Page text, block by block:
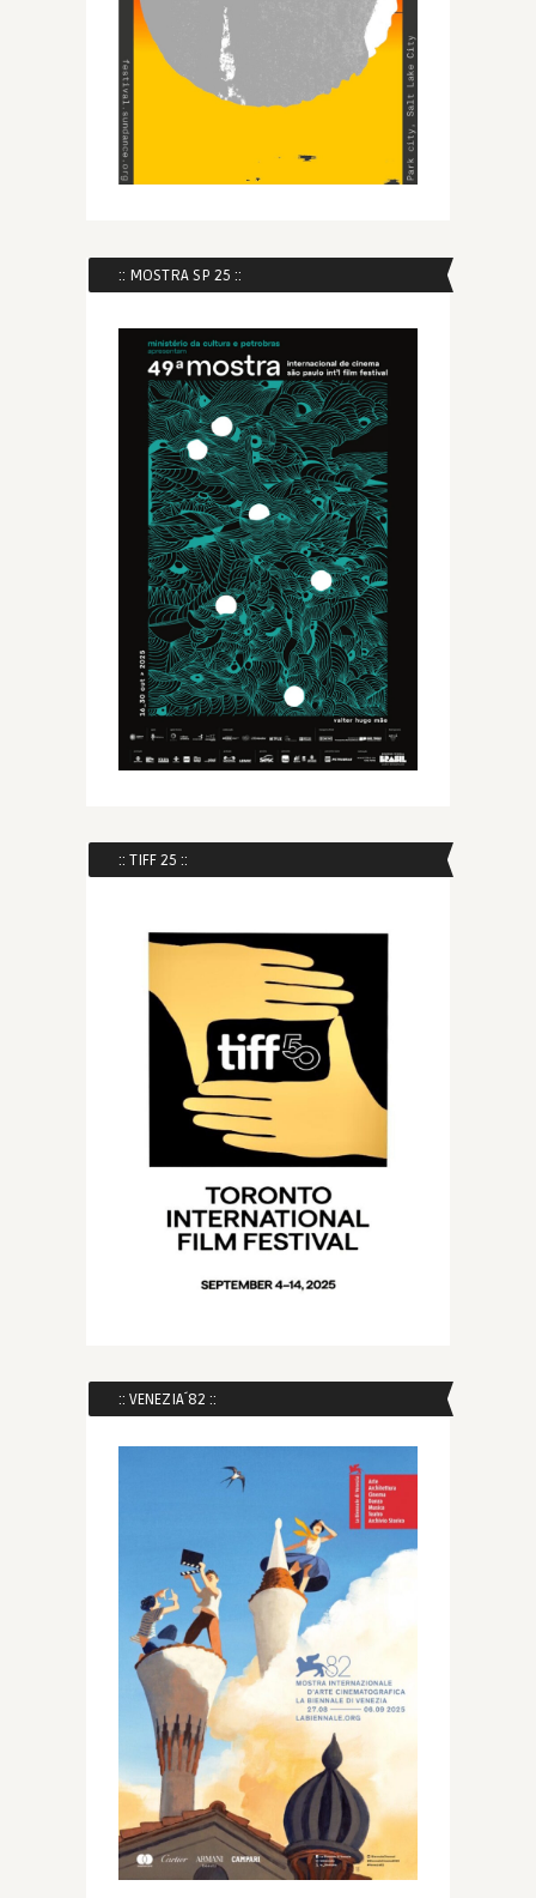
:: MOSTRA SP 25 ::
:: TIFF 25 ::
:: VENEZIA´82 ::